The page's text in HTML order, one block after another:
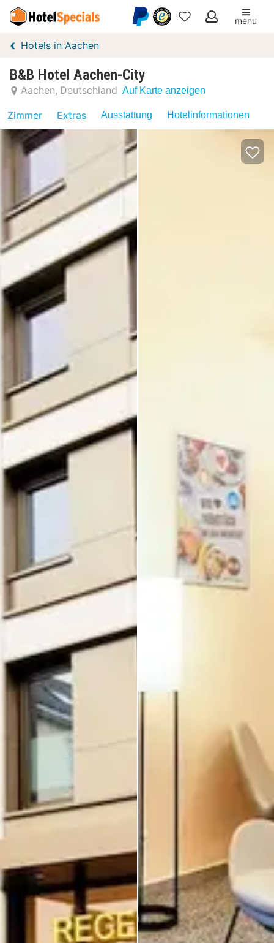
Meine
menu
Hotels in Aachen
B&B Hotel Aachen-City
Aachen Deutschland Auf Karte anzeigen
Zimmer Extras Ausstattung Hotelinformationen